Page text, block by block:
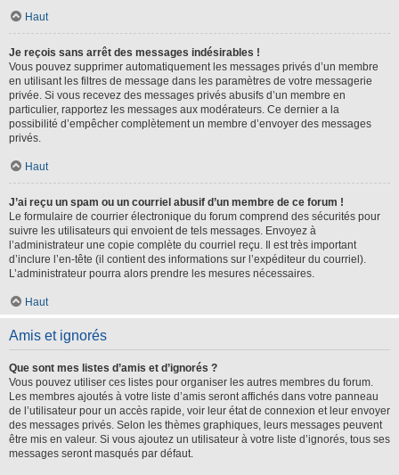
Haut
Je reçois sans arrêt des messages indésirables !
Vous pouvez supprimer automatiquement les messages privés d’un membre
en utilisant les filtres de message dans les paramètres de votre messagerie
privée. Si vous recevez des messages privés abusifs d’un membre en
particulier, rapportez les messages aux modérateurs. Ce dernier a la
possibilité d’empêcher complètement un membre d’envoyer des messages
privés.
Haut
J’ai reçu un spam ou un courriel abusif d’un membre de ce forum !
Le formulaire de courrier électronique du forum comprend des sécurités pour
suivre les utilisateurs qui envoient de tels messages. Envoyez à
l’administrateur une copie complète du courriel reçu. Il est très important
d’inclure l’en-tête (il contient des informations sur l’expéditeur du courriel).
L’administrateur pourra alors prendre les mesures nécessaires.
Haut
Amis et ignorés
Que sont mes listes d’amis et d’ignorés ?
Vous pouvez utiliser ces listes pour organiser les autres membres du forum.
Les membres ajoutés à votre liste d’amis seront affichés dans votre panneau
de l’utilisateur pour un accès rapide, voir leur état de connexion et leur envoyer
des messages privés. Selon les thèmes graphiques, leurs messages peuvent
être mis en valeur. Si vous ajoutez un utilisateur à votre liste d’ignorés, tous ses
messages seront masqués par défaut.